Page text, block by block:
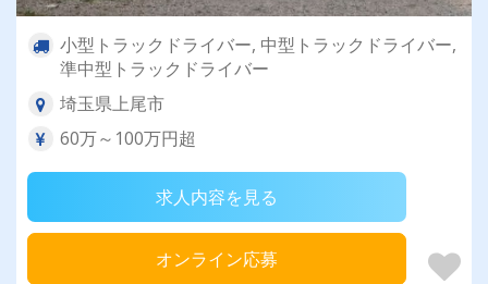
小型トラックドライバー, 中型トラックドライバー,
準中型トラックドライバー
埼玉県上尾市
60万～100万円超
求人内容を見る
オンライン応募